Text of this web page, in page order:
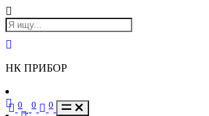
НК ПРИБОР
0 0 0